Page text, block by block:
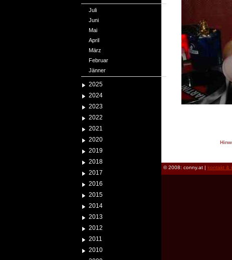
Juli
Juni
Mai
April
März
Februar
Jänner
2025
2024
2023
2022
2021
2020
2019
2018
2017
2016
2015
2014
2013
2012
2011
2010
© 2008: conny.at | kontakt &